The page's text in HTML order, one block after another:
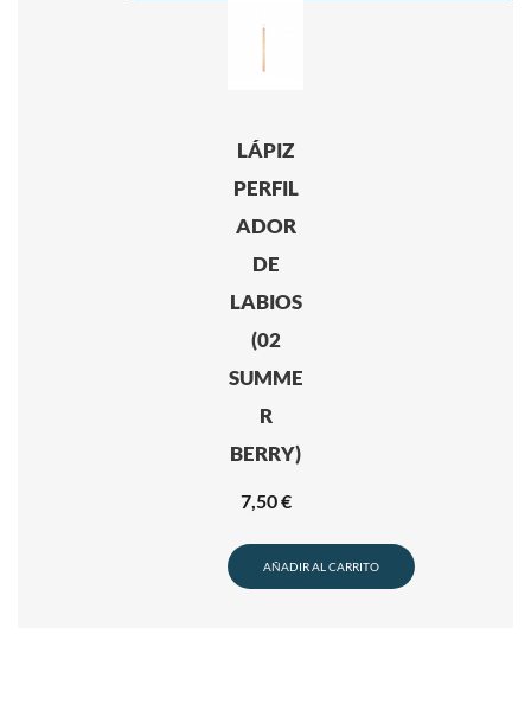
LÁPIZ
PERFIL
ADOR
DE
LABIOS
(02
SUMME
R
BERRY)
7,50€
AÑADIR AL CARRITO